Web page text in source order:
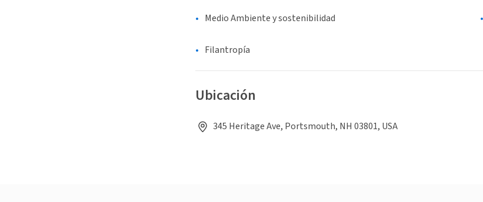
Medio Ambiente y sostenibilidad
Filantropía
Ubicación
345 Heritage Ave, Portsmouth, NH 03801, USA